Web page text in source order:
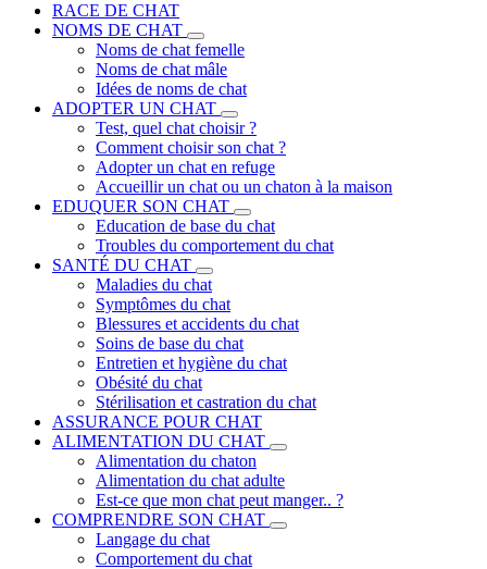
RACE DE CHAT
NOMS DE CHAT
Noms de chat femelle
Noms de chat mâle
Idées de noms de chat
ADOPTER UN CHAT
Test, quel chat choisir ?
Comment choisir son chat ?
Adopter un chat en refuge
Accueillir un chat ou un chaton à la maison
EDUQUER SON CHAT
Education de base du chat
Troubles du comportement du chat
SANTÉ DU CHAT
Maladies du chat
Symptômes du chat
Blessures et accidents du chat
Soins de base du chat
Entretien et hygiène du chat
Obésité du chat
Stérilisation et castration du chat
ASSURANCE POUR CHAT
ALIMENTATION DU CHAT
Alimentation du chaton
Alimentation du chat adulte
Est-ce que mon chat peut manger.. ?
COMPRENDRE SON CHAT
Langage du chat
Comportement du chat